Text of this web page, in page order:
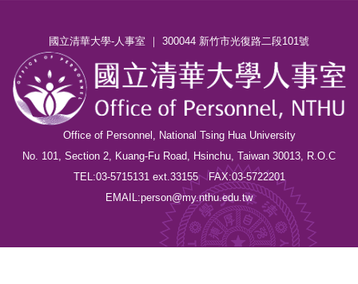
國立清華大學-人事室 ｜ 300044 新竹市光復路二段101號
Office of Personnel, National Tsing Hua University
No. 101, Section 2, Kuang-Fu Road, Hsinchu, Taiwan 30013, R.O.C
TEL:03-5715131 ext.33155 FAX:03-5722201
EMAIL:person@my.nthu.edu.tw